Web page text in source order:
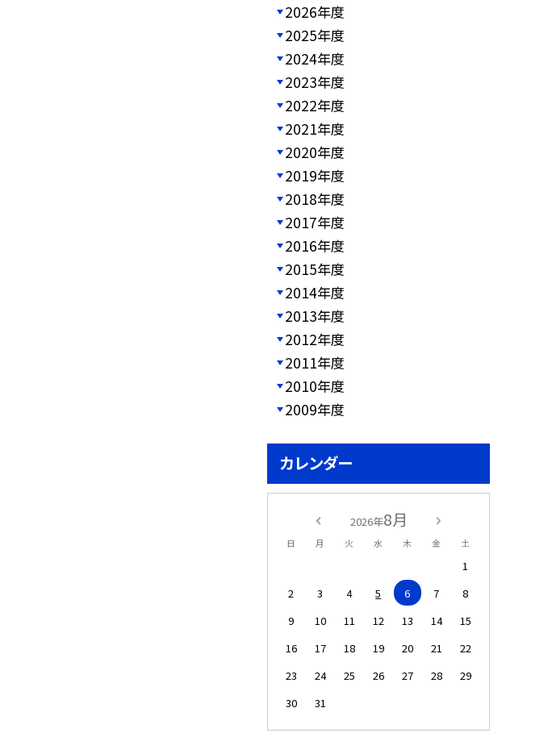
2026年度
2025年度
2024年度
2023年度
2022年度
2021年度
2020年度
2019年度
2018年度
2017年度
2016年度
2015年度
2014年度
2013年度
2012年度
2011年度
2010年度
2009年度
カレンダー
2026年8月
日 月 火 水 木 金 土
1
2
3 4 5 6 7
8
9
10 11 12 13 14
15
16
17 18 19 20 21
22
23
24 25 26 27 28
29
30
31